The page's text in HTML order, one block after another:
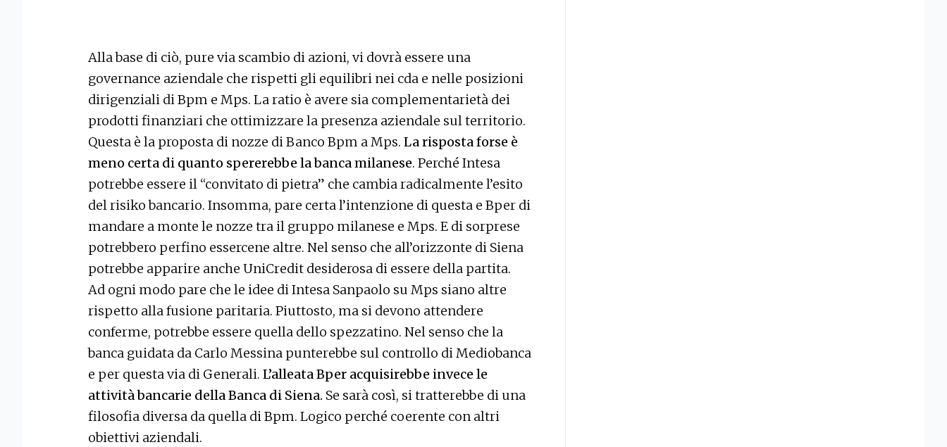
Alla base di ciò, pure via scambio di azioni, vi dovrà essere una
governance aziendale che rispetti gli equilibri nei cda e nelle posizioni
dirigenziali di Bpm e Mps. La ratio è avere sia complementarietà dei
prodotti finanziari che ottimizzare la presenza aziendale sul territorio.
Questa è la proposta di nozze di Banco Bpm a Mps. La risposta forse è
meno certa di quanto spererebbe la banca milanese. Perché Intesa
potrebbe essere il “convitato di pietra” che cambia radicalmente l’esito
del risiko bancario. Insomma, pare certa l’intenzione di questa e Bper di
mandare a monte le nozze tra il gruppo milanese e Mps. E di sorprese
potrebbero perfino essercene altre. Nel senso che all’orizzonte di Siena
potrebbe apparire anche UniCredit desiderosa di essere della partita.
Ad ogni modo pare che le idee di Intesa Sanpaolo su Mps siano altre
rispetto alla fusione paritaria. Piuttosto, ma si devono attendere
conferme, potrebbe essere quella dello spezzatino. Nel senso che la
banca guidata da Carlo Messina punterebbe sul controllo di Mediobanca
e per questa via di Generali. L’alleata Bper acquisirebbe invece le
attività bancarie della Banca di Siena. Se sarà così, si tratterebbe di una
filosofia diversa da quella di Bpm. Logico perché coerente con altri
obiettivi aziendali.